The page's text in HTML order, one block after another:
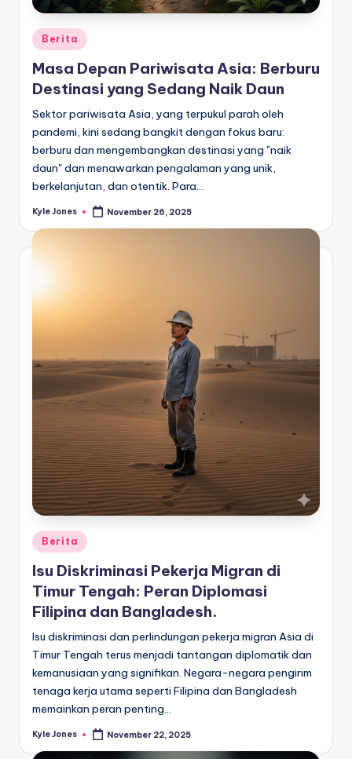
Posted
in
Berita
Masa Depan Pariwisata Asia: Berburu
Destinasi yang Sedang Naik Daun
Sektor pariwisata Asia, yang terpukul parah oleh
pandemi, kini sedang bangkit dengan fokus baru:
berburu dan mengembangkan destinasi yang "naik
daun" dan menawarkan pengalaman yang unik,
berkelanjutan, dan otentik. Para…
Posted
Kyle Jones November 26, 2025
Posted
in
Berita
Isu Diskriminasi Pekerja Migran di
Timur Tengah: Peran Diplomasi
Filipina dan Bangladesh.
Isu diskriminasi dan perlindungan pekerja migran Asia di
Timur Tengah terus menjadi tantangan diplomatik dan
kemanusiaan yang signifikan. Negara-negara pengirim
tenaga kerja utama seperti Filipina dan Bangladesh
memainkan peran penting…
Posted
Kyle Jones November 22, 2025